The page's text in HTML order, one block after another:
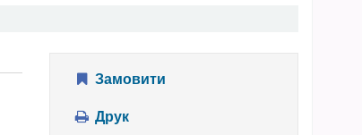
Замовити
Друк